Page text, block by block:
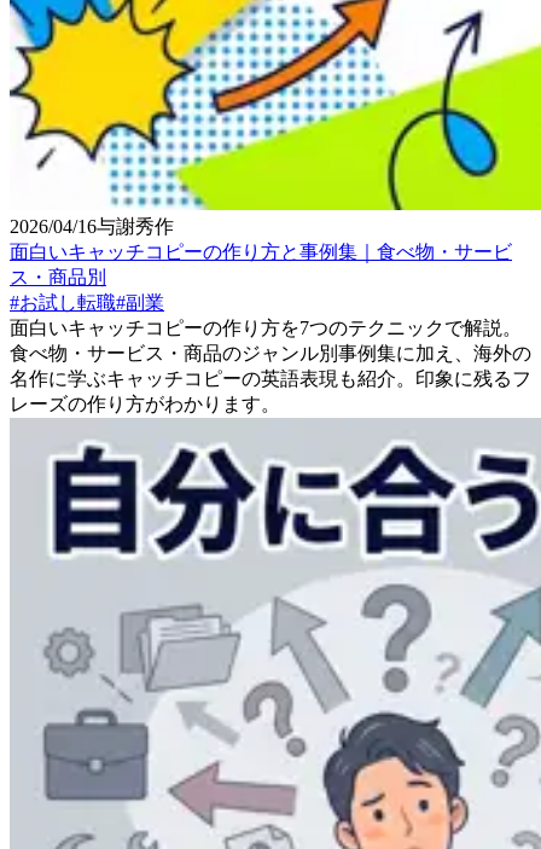
2026/04/16与謝秀作
面白いキャッチコピーの作り方と事例集｜食べ物・サービ
ス・商品別
#お試し転職#副業
面白いキャッチコピーの作り方を7つのテクニックで解説。
食べ物・サービス・商品のジャンル別事例集に加え、海外の
名作に学ぶキャッチコピーの英語表現も紹介。印象に残るフ
レーズの作り方がわかります。